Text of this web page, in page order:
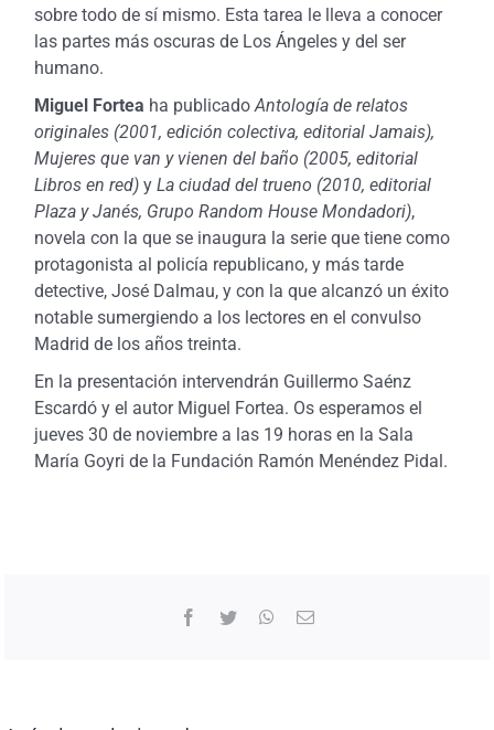
sobre todo de sí mismo. Esta tarea le lleva a conocer
las partes más oscuras de Los Ángeles y del ser
humano.
Miguel Fortea ha publicadoAntología de relatos
originales (2001, edición colectiva, editorial Jamais),
Mujeres que van y vienen del baño (2005, editorial
Libros en red)y La ciudad del trueno (2010, editorial
Plaza y Janés, Grupo Random House Mondadori),
novela con la que se inaugura la serie que tiene como
protagonista al policía republicano, y más tarde
detective, José Dalmau, y con la que alcanzó un éxito
notable sumergiendo a los lectores en el convulso
Madrid de los años treinta.
En la presentación intervendrán Guillermo Saénz
Escardó y el autor Miguel Fortea. Os esperamos el
jueves 30 de noviembre a las 19 horas en la Sala
María Goyri de la Fundación Ramón Menéndez Pidal.
Facebook
Twitter WhatsApp
Correo